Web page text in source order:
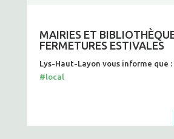
MAIRIES ET
FERMETURES ESTIVALES
Lys-Haut-Layon vous informe que :
#local